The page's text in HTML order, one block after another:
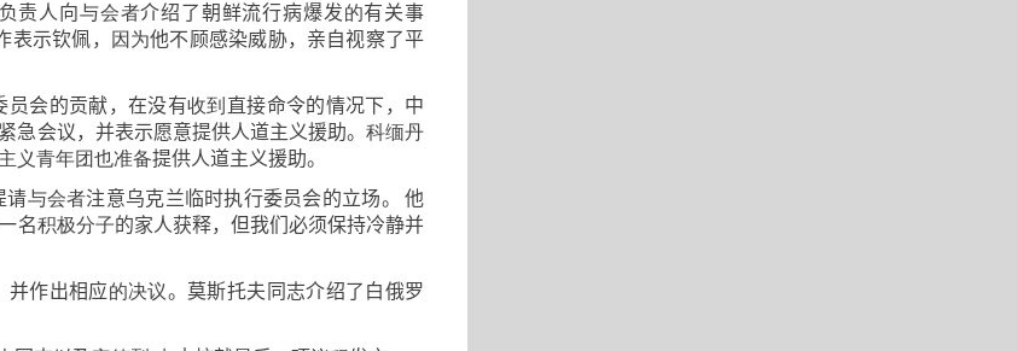
负责人向与会者介绍了朝鲜流行病爆发的有关事
表示钦佩， 因为他不顾感染威胁， 亲自视察了平
员会的贡献， 在没有收到 直接命令的情况下， 中
急会议， 并表示愿意提供人道主义援助。 科缅丹
义青年团也准备提供人道主义援助。
请与会者注意乌克兰临时执行委员会的立场。
他
名积极分子的家人获释， 但我们必须保持冷静并
并作出相应的决议。莫斯托夫同志介绍了白俄罗